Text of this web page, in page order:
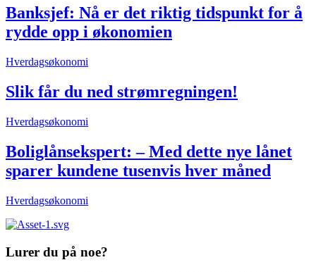
Banksjef: Nå er det riktig tidspunkt for å
rydde opp i økonomien
Hverdagsøkonomi
Slik får du ned strømregningen!
Hverdagsøkonomi
Boliglånsekspert: – Med dette nye lånet
sparer kundene tusenvis hver måned
Hverdagsøkonomi
Lurer du på noe?